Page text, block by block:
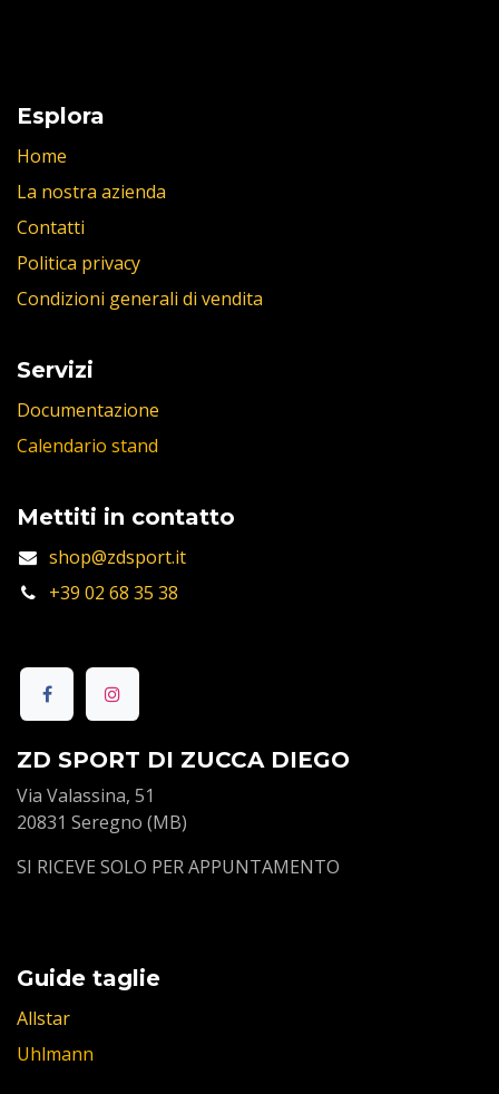
Esplora
Home
La nostra azienda
Contatti
Politica privacy
Condizioni generali di vendita
Servizi
Documentazione
Calendario stand
Mettiti in contatto
shop@zdsport.it
+39 02 68 35 38
ZD SPORT DI ZUCCA DIEGO
Via Valassina, 51
20831 Seregno (MB)
SI RICEVE SOLO PER APPUNTAMENTO
Guide taglie
Allstar
Uhlmann